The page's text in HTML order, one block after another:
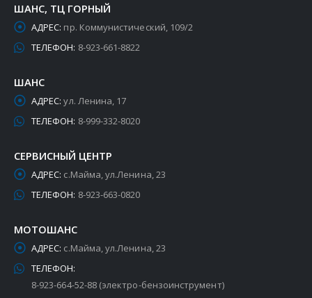
ШАНС, ТЦ ГОРНЫЙ
АДРЕС: пр. Коммунистический, 109/2
ТЕЛЕФОН: 8-923-661-8822
ШАНС
АДРЕС: ул. Ленина, 17
ТЕЛЕФОН: 8-999-332-8020
СЕРВИСНЫЙ ЦЕНТР
АДРЕС: с.Майма, ул.Ленина, 23
ТЕЛЕФОН: 8-923-663-0820
МОТОШАНС
АДРЕС: с.Майма, ул.Ленина, 23
ТЕЛЕФОН:
8-923-664-52-88 (электро-бензоинструмент)